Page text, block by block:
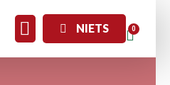
NIETS